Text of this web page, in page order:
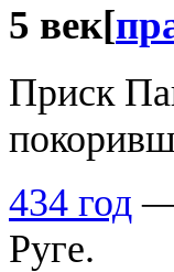
5 век[
Приск
434 год —
Руге.